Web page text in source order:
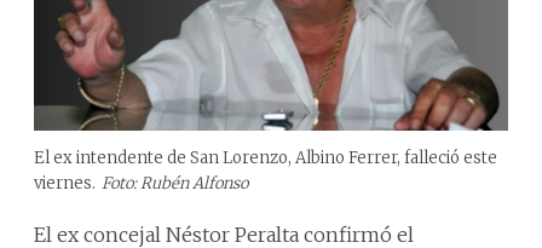
El ex intendente de San Lorenzo, Albino Ferrer, falleció este
viernes. Foto: Rubén Alfonso
El ex concejal Néstor Peralta confirmó el